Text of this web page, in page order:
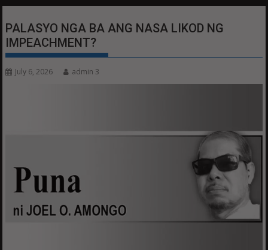
PALASYO NGA BA ANG NASA LIKOD NG
IMPEACHMENT?
July 6, 2026 admin 3